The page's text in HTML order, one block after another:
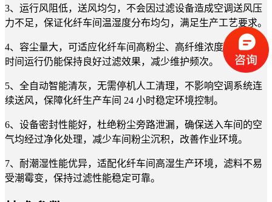
3、运行风阻低，送风均匀，不会因过滤设备造成空调送风压
力不足，保证化纤车间温湿度分布均匀，满足生产工艺要求。
4、容尘量大，可适应化纤车间高粉尘、高纤维浓度环境，长
时间运行仍能保持良好过滤效果，减少维护频次。
5、全自动智能清灰，无需停机人工清理，不影响空调系统连
续送风，保障化纤生产车间 24 小时稳定环境控制。
6、设备密封性能好，杜绝粉尘旁路泄漏，确保送入车间的空
气均经过净化处理，减少车间粉尘沉积，改善作业环境。
7、耐潮湿性能优异，适配化纤车间高湿生产环境，滤料不易
受潮霉变，保持过滤性能稳定可靠。